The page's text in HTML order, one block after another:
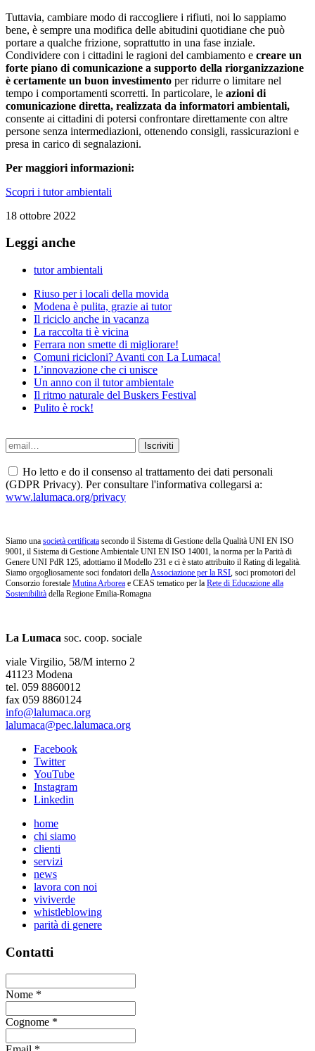
Tuttavia, cambiare modo di raccogliere i rifiuti, noi lo sappiamo
bene, è sempre una modifica delle abitudini quotidiane che può
portare a qualche frizione, soprattutto in una fase inziale.
Condividere con i cittadini le ragioni del cambiamento e creare un
forte piano di comunicazione a supporto della riorganizzazione
è certamente un buon investimento per ridurre o limitare nel
tempo i comportamenti scorretti. In particolare, le azioni di
comunicazione diretta, realizzata da informatori ambientali,
consente ai cittadini di potersi confrontare direttamente con altre
persone senza intermediazioni, ottenendo consigli, rassicurazioni e
presa in carico di segnalazioni.
Per maggiori informazioni:
Scopri i tutor ambientali
18 ottobre 2022
Leggi anche
tutor ambientali
Riuso per i locali della movida
Modena è pulita, grazie ai tutor
Il riciclo anche in vacanza
La raccolta ti è vicina
Ferrara non smette di migliorare!
Comuni ricicloni? Avanti con La Lumaca!
L’innovazione che ci unisce
Un anno con il tutor ambientale
Il ritmo naturale del Buskers Festival
Pulito è rock!
Ho letto e do il consenso al trattamento dei dati personali
(GDPR Privacy). Per consultare l'informativa collegarsi a:
www.lalumaca.org/privacy
Siamo una società certificata secondo il Sistema di Gestione della Qualità UNI EN ISO
9001, il Sistema di Gestione Ambientale UNI EN ISO 14001, la norma per la Parità di
Genere UNI PdR 125, adottiamo il Modello 231 e ci è stato attribuito il Rating di legalità.
Siamo orgogliosamente soci fondatori dellaAssociazione per la RSI, soci promotori del
Consorzio forestale Mutina Arborea e CEAS tematico per la Rete di Educazione alla
Sostenibilità della Regione Emilia-Romagna
La Lumaca soc. coop. sociale
viale Virgilio, 58/M interno 2
41123 Modena
tel. 059 8860012
fax 059 8860124
info@lalumaca.org
lalumaca@pec.lalumaca.org
Facebook
Twitter
YouTube
Instagram
Linkedin
home
chi siamo
clienti
servizi
news
lavora con noi
viviverde
whistleblowing
parità di genere
Contatti
Nome *
Cognome *